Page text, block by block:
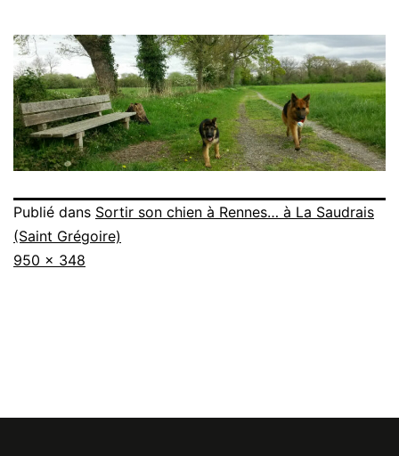
Publié dans Sortir son chien à Rennes… à La Saudrais
(Saint Grégoire)
Taille
950 × 348